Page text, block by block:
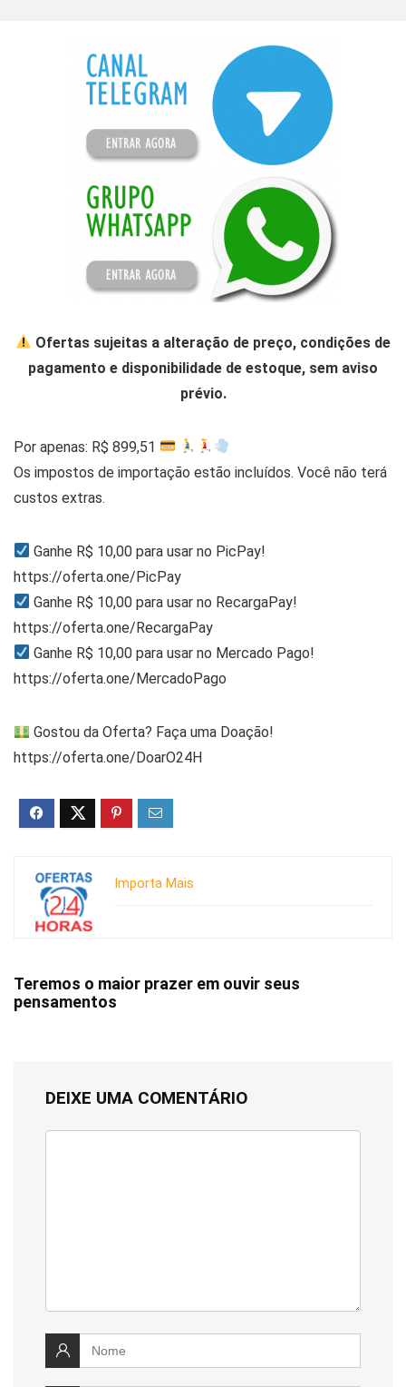
Ofertas sujeitas a alteração de preço, condições de
pagamento e disponibilidade de estoque, sem aviso
prévio.
Por apenas: R$ 899,51
Os impostos de importação estão incluídos. Você não terá
custos extras.
Ganhe R$ 10,00 para usar no PicPay!
https://oferta.one/PicPay
Ganhe R$ 10,00 para usar no RecargaPay!
https://oferta.one/RecargaPay
Ganhe R$ 10,00 para usar no Mercado Pago!
https://oferta.one/MercadoPago
Gostou da Oferta? Faça uma Doação!
https://oferta.one/DoarO24H
Importa Mais
Teremos o maior prazer em ouvir seus
pensamentos
DEIXE UMA COMENTÁRIO